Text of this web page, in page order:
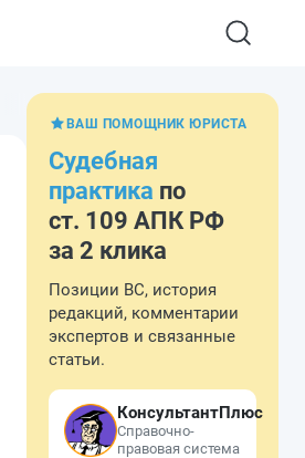
ВАШ ПОМОЩНИК ЮРИСТА
Судебная
практика по
ст. 109 АПК РФ
за 2 клика
Позиции ВС, история
редакций, комментарии
экспертов и связанные
статьи.
КонсультантПлюс
Справочно-
правовая система